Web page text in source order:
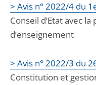
> Avis n° 2022/4 du
Conseil d’Etat avec
d’enseignement
> Avis n° 2022/3 du
Constitution et